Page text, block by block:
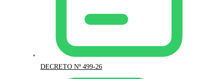
DECRETO Nº 499-26